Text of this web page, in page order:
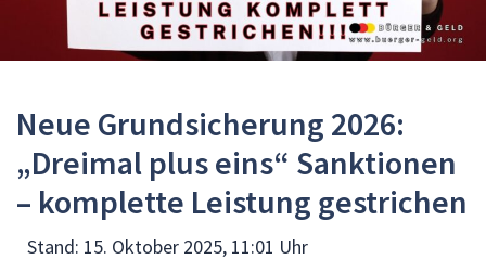
Neue Grundsicherung 2026:
„Dreimal plus eins“ Sanktionen
– komplette Leistung gestrichen
Stand: 15. Oktober 2025, 11:01 Uhr